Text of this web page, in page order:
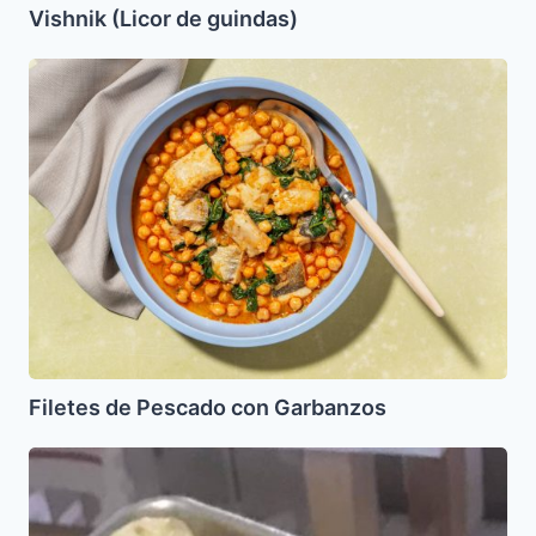
Vishnik (Licor de guindas)
Filetes
Pescado
con
Garbanzos
Filetes de Pescado con Garbanzos
Knishes
y
Sambusas